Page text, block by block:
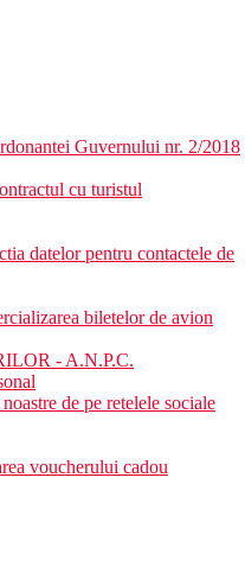
Guvernului nr. 2/2018
cu turistul
datelor pentru contactele de
biletelor de avion
- A.N.P.C.
de pe retelele sociale
voucherului cadou